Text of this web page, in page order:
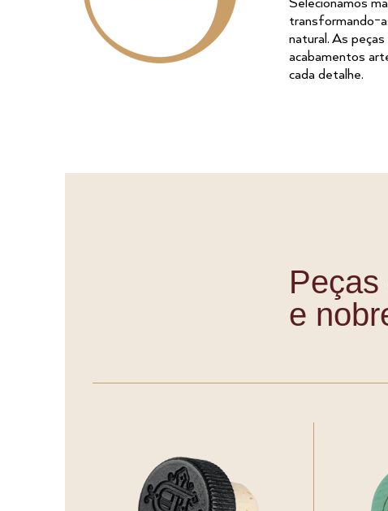
Selecionamos
transformando-
natural. As
acabamentos
cada detalhe.
e